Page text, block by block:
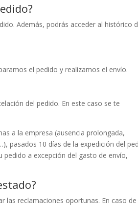
Además, podrás acceder al histórico
el pedido y realizamos el envío.
del pedido. En este caso se te
a la empresa (ausencia prolongada,
pasados 10 días de la expedición del
pedido a excepción del gasto de envío,
las reclamaciones oportunas. En caso de